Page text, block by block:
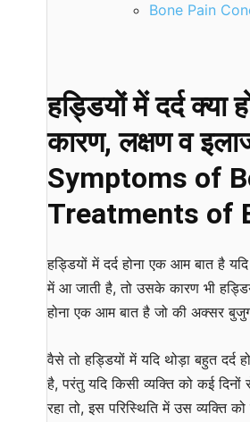
Bone Pain
हड्डियों में दर्द क्या
कारण, लक्षण व
Symptoms of
Treatments of
हड्डियों में दर्द होना एक आम बात है
में आ जाती है, तो उसके कारण भी
होना एक आम बात है जो की अक्सर
वैसे तो हड्डियों में यदि थोड़ा बहुत दर्द
है, परंतु यदि किसी व्यक्ति को कई
रहा तो, इस परिस्थिति में उस व्यक्ति